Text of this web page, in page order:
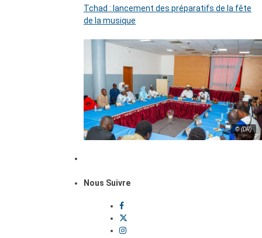
Tchad : lancement des préparatifs de la fête
de la musique
© (DR)
Nous Suivre